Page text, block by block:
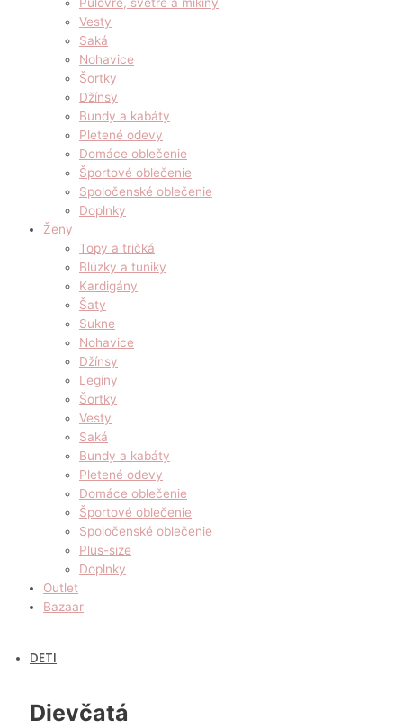
Vesty
Saká
Nohavice
Šortky
Džínsy
Bundy a kabáty
Pletené odevy
Domáce oblečenie
Športové oblečenie
Spoločenské oblečenie
Doplnky
Ženy
Topy a tričká
Blúzky a tuniky
Kardigány
Šaty
Sukne
Nohavice
Džínsy
Legíny
Šortky
Vesty
Saká
Bundy a kabáty
Pletené odevy
Domáce oblečenie
Športové oblečenie
Spoločenské oblečenie
Plus-size
Doplnky
Outlet
Bazaar
DETI
Dievčatá